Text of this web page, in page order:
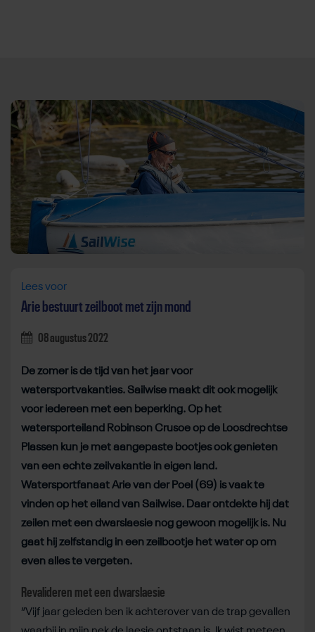
Direct door naar content
Lees voor
Arie bestuurt zeilboot met zijn mond
08 augustus 2022
De zomer is de tijd van het jaar voor
watersportvakanties. Sailwise maakt dit ook mogelijk
voor iedereen met een beperking. Op het
watersporteiland Robinson Crusoe op de Loosdrechtse
Plassen kun je met aangepaste bootjes ook genieten
van een echte zeilvakantie in eigen land.
Watersportfanaat Arie van der Poel (69) is vaak te
vinden op het eiland van Sailwise. Daar ontdekte hij dat
zeilen met een dwarslaesie nog gewoon mogelijk is. Nu
gaat hij zelfstandig in een zeilbootje het water op om
even alles te vergeten.
Revalideren met een dwarslaesie
”Vijf jaar geleden ben ik achterover van de trap gevallen